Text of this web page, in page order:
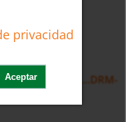
MAN-RF...M...DRM-
privacidad
Aceptar